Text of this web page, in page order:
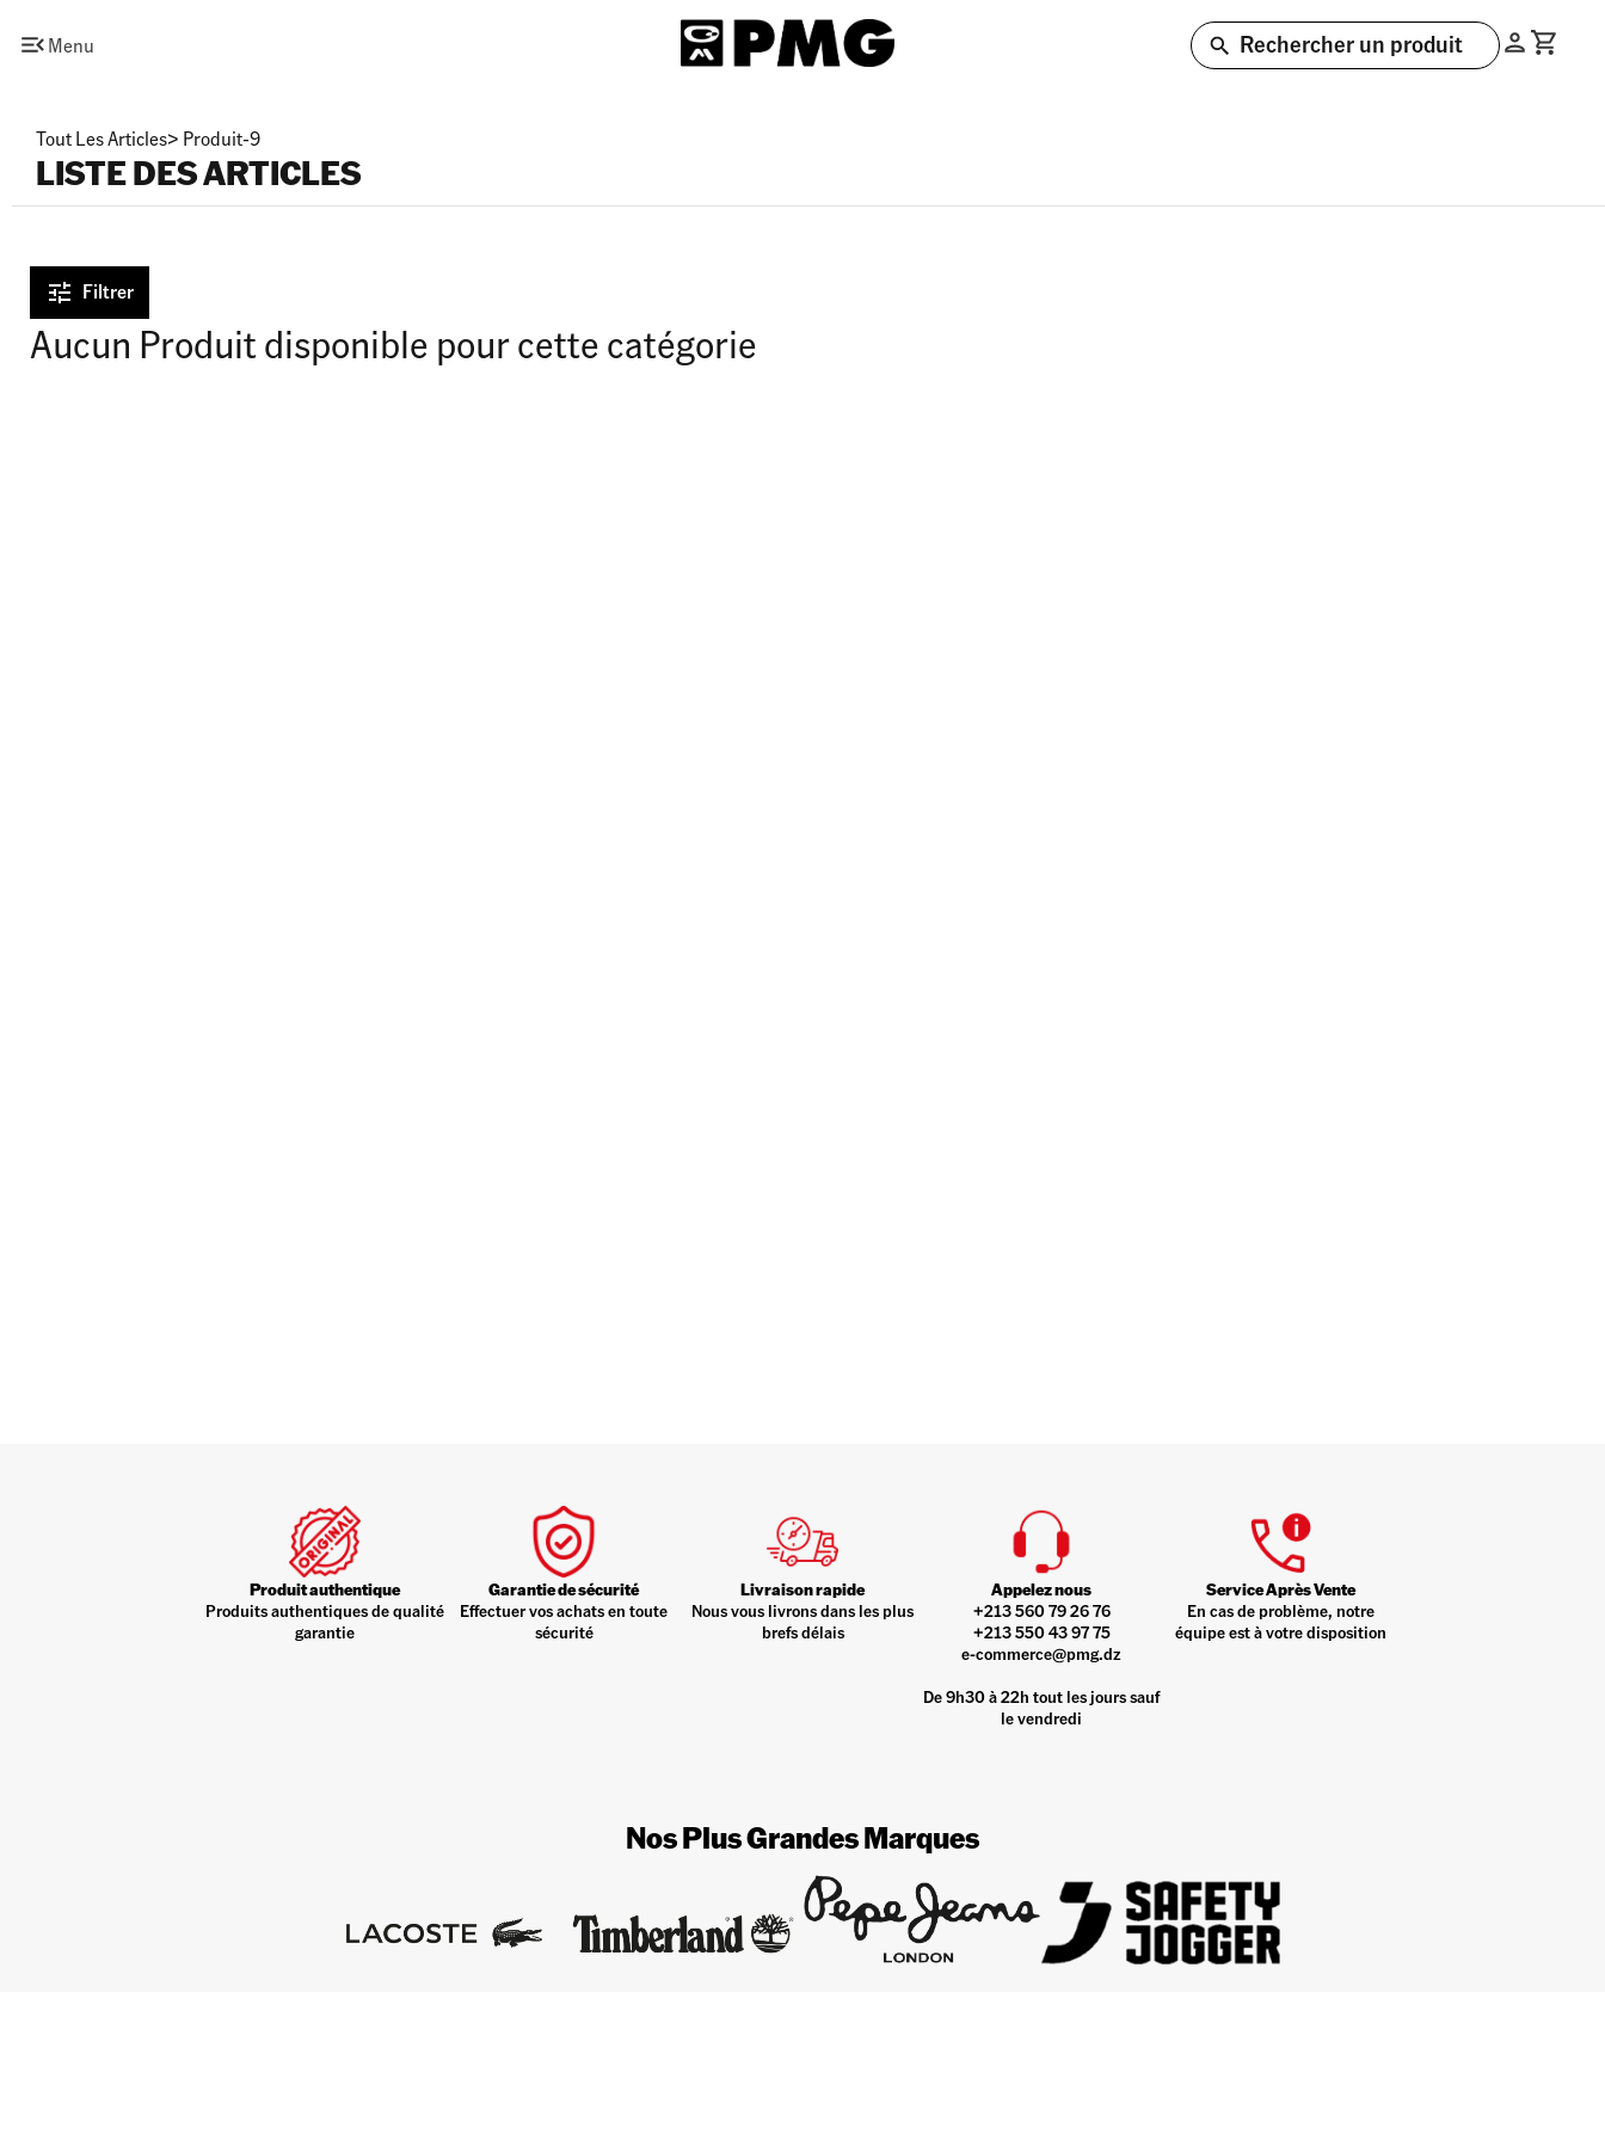
Menu Rechercher un produit
Tout Les Articles> Produit-9
LISTE DES ARTICLES
Filtrer
Aucun Produit disponible pour cette catégorie
Produit authentique
Produits authentiques de qualité
garantie
Garantie de sécurité
Effectuer vos achats en toute
sécurité
Livraison rapide
Nous vous livrons dans les plus
brefs délais
Appelez nous
+213 560 79 26 76
+213 550 43 97 75
e-commerce@pmg.dz
De 9h30 à 22h tout les jours sauf
le vendredi
Service Après Vente
En cas de problème, notre
équipe est à votre disposition
Nos Plus Grandes Marques